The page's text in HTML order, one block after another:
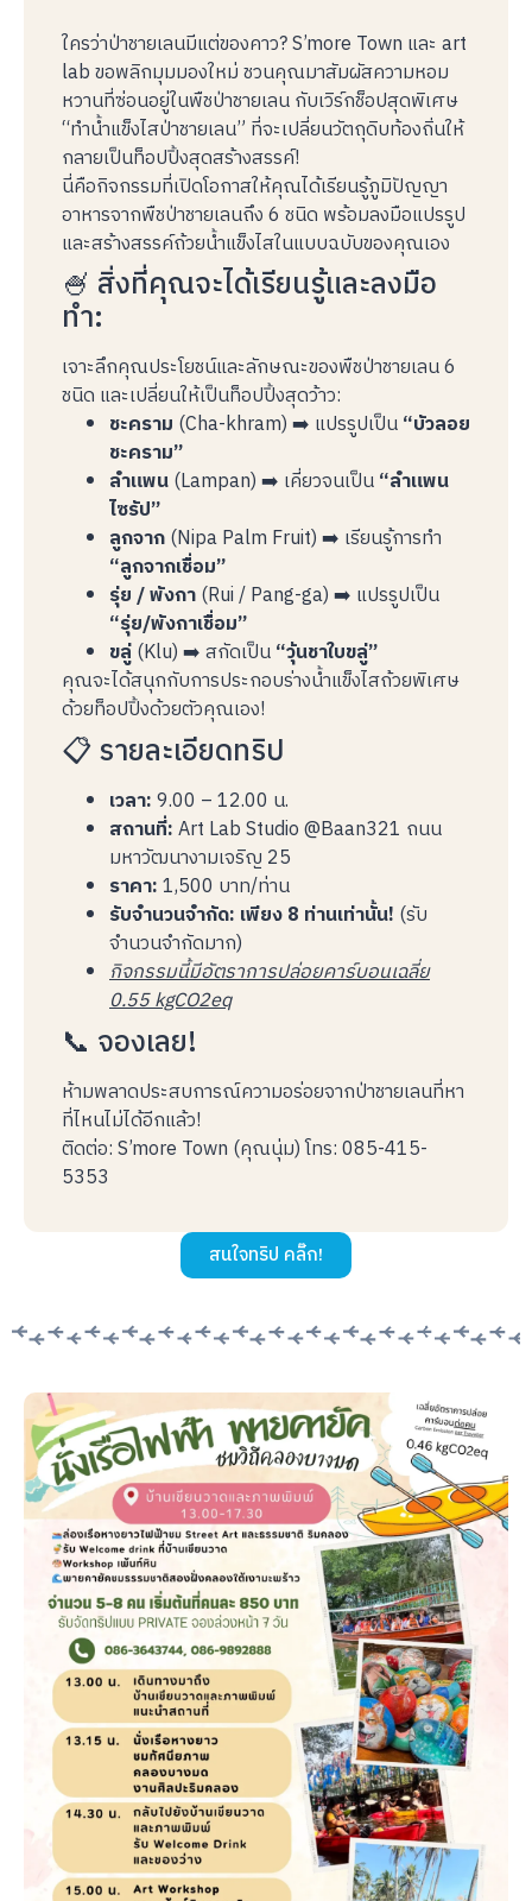
ใครว่าป่าชายเลนมีแต่ของคาว? S’more Town และ art
lab ขอพลิกมุมมองใหม่ ชวนคุณมาสัมผัสความหอม
หวานที่ซ่อนอยู่ในพืชป่าชายเลน กับเวิร์กช็อปสุดพิเศษ
“ทำน้ำแข็งไสป่าชายเลน” ที่จะเปลี่ยนวัตถุดิบท้องถิ่นให้
กลายเป็นท็อปปิ้งสุดสร้างสรรค์!
นี่คือกิจกรรมที่เปิดโอกาสให้คุณได้เรียนรู้ภูมิปัญญา
อาหารจากพืชป่าชายเลนถึง 6 ชนิด พร้อมลงมือแปรรูป
และสร้างสรรค์ถ้วยน้ำแข็งไสในแบบฉบับของคุณเอง
🍧 สิ่งที่คุณจะได้เรียนรู้และลงมือ
ทำ:
เจาะลึกคุณประโยชน์และลักษณะของพืชป่าชายเลน 6
ชนิด และเปลี่ยนให้เป็นท็อปปิ้งสุดว้าว:
ชะคราม (Cha-khram) ➡️ แปรรูปเป็น“บัวลอย
ชะคราม”
ลำแพน(Lampan) ➡️ เคี่ยวจนเป็น“ลำแพน
ไซรัป”
ลูกจาก(Nipa Palm Fruit) ➡️ เรียนรู้การทำ
“ลูกจากเชื่อม”
รุ่ย / พังกา(Rui / Pang-ga) ➡️ แปรรูปเป็น
“รุ่ย/พังกาเชื่อม”
ขลู่(Klu) ➡️ สกัดเป็น“วุ้นชาใบขลู่”
คุณจะได้สนุกกับการประกอบร่างน้ำแข็งไสถ้วยพิเศษ
ด้วยท็อปปิ้งด้วยตัวคุณเอง!
📋 รายละเอียดทริป
เวลา:9.00 – 12.00 น.
สถานที่:Art Lab Studio @Baan321 ถนน
มหาวัฒนางามเจริญ 25
ราคา:1,500 บาท/ท่าน
รับจำนวนจำกัด: เพียง 8 ท่านเท่านั้น! (รับ
จำนวนจำกัดมาก)
กิจกรรมนี้มีอัตราการปล่อยคาร์บอนเฉลี่ย
0.55 kgCO2eq
📞 จองเลย!
ห้ามพลาดประสบการณ์ความอร่อยจากป่าชายเลนที่หา
ที่ไหนไม่ได้อีกแล้ว!
ติดต่อ: S’more Town (คุณนุ่ม)โทร: 085-415-
5353
สนใจทริป คลิ๊ก!